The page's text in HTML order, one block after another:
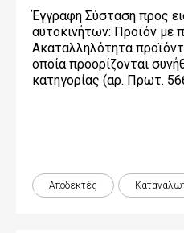
Έγγραφη Σύσταση προς
αυτοκινήτων: Προϊόν με
Ακαταλληλότητα
οποία προορίζονται
κατηγορίας (αρ. Πρωτ.
Αποδεκτές